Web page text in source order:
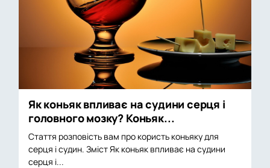
Як коньяк впливає на судини серця і
головного мозку? Коньяк...
Стаття розповість вам про користь коньяку для
серця і судин. Зміст Як коньяк впливає на судини
серця і...